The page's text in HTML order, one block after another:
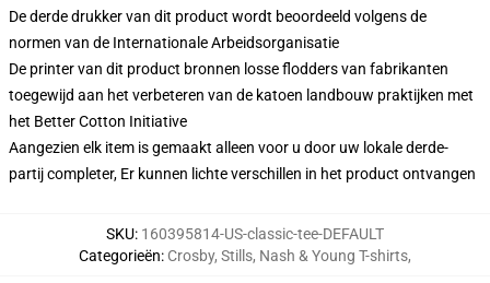
De derde drukker van dit product wordt beoordeeld volgens de
normen van de Internationale Arbeidsorganisatie
De printer van dit product bronnen losse flodders van fabrikanten
toegewijd aan het verbeteren van de katoen landbouw praktijken met
het Better Cotton Initiative
Aangezien elk item is gemaakt alleen voor u door uw lokale derde-
partij completer, Er kunnen lichte verschillen in het product ontvangen
SKU: 160395814-US-classic-tee-DEFAULT
Categorieën: Crosby, Stills, Nash & Young T-shirts,